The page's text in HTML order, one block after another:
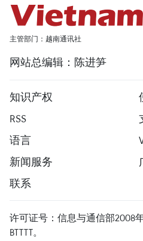
主管部门：越南通讯社
网站总编辑：陈进笋
知识产权
RSS
语言
新闻服务
联系
许可证号：信息与通信部2008
BTTTT。